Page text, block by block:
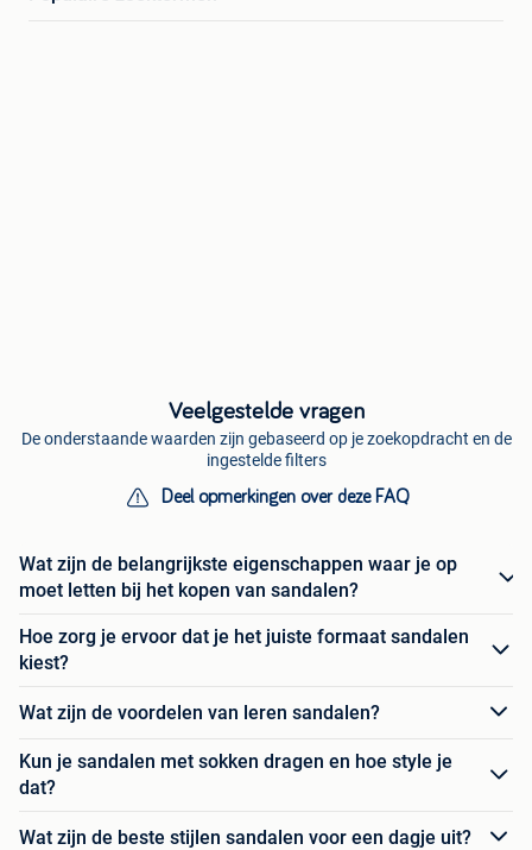
Veelgestelde vragen
De onderstaande waarden zijn gebaseerd op je zoekopdracht en de
ingestelde filters
Deel opmerkingen over deze FAQ
Wat zijn de belangrijkste eigenschappen waar je op
moet letten bij het kopen van sandalen?
Hoe zorg je ervoor dat je het juiste formaat sandalen
kiest?
Wat zijn de voordelen van leren sandalen?
Kun je sandalen met sokken dragen en hoe style je
dat?
Wat zijn de beste stijlen sandalen voor een dagje uit?